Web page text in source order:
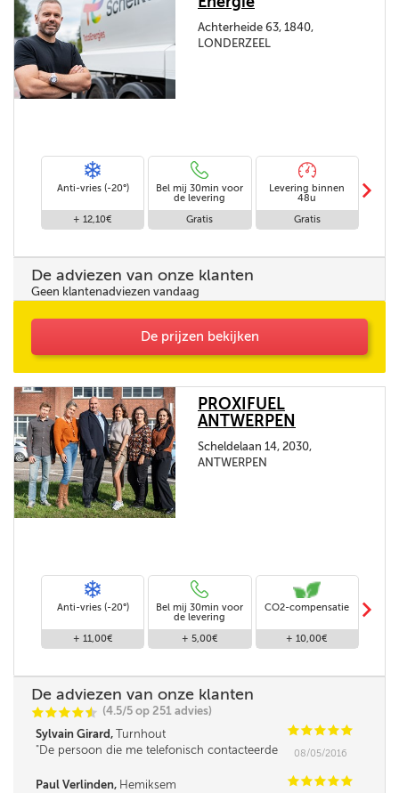
Achterheide 63, 1840,
LONDERZEEL
Anti-vries (-20°)
+ 12,10€
Bel mij 30min voor
de levering
Gratis
Levering binnen
48u
Gratis
m
De adviezen van onze klanten
Geen klantenadviezen vandaag
De prijzen bekijken
PROXIFUEL
ANTWERPEN
Scheldelaan 14, 2030,
ANTWERPEN
Anti-vries (-20°)
+ 11,00€
Bel mij 30min voor
de levering
+ 5,00€
CO2-compensatie
+ 10,00€
m
De adviezen van onze klanten
CCCCi
@ (4.5/5 op 251 advies)
Sylvain Girard, Turnhout CCCCC
De persoon die me telefonisch contacteerde
leek me. Verder was de service super!
08/05/2016
Paul Verlinden, Hemiksem CCCCC